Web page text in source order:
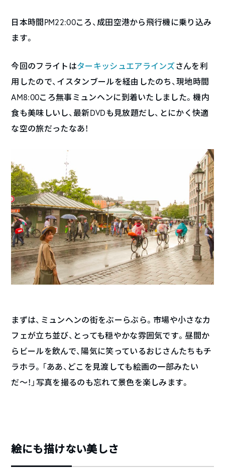
日本時間PM22:00ころ、成田空港から飛行機に乗り込み
ます。
今回のフライトはターキッシュエアラインズさんを利
用したので、イスタンブールを経由したのち、現地時間
AM8:00ころ無事ミュンヘンに到着いたしました。機内
食も美味しいし、最新DVDも見放題だし、とにかく快適
な空の旅だったなあ！
まずは、ミュンヘンの街をぶーらぶら。市場や小さなカ
フェが立ち並び、とっても穏やかな雰囲気です。昼間か
らビールを飲んで、陽気に笑っているおじさんたちもチ
ラホラ。「ああ、どこを見渡しても絵画の一部みたい
だ〜！」写真を撮るのも忘れて景色を楽しみます。
絵にも描けない美しさ